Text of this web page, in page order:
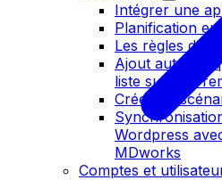
Intégrer une
Planification
Les règles
Ajout
liste suite au
Créer un
Wordpress
MDworks
Comptes et